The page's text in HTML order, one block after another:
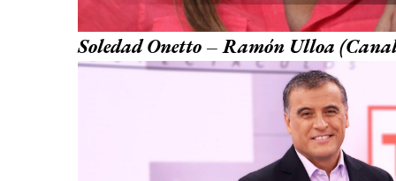
Soledad Onetto – Ramón Ulloa